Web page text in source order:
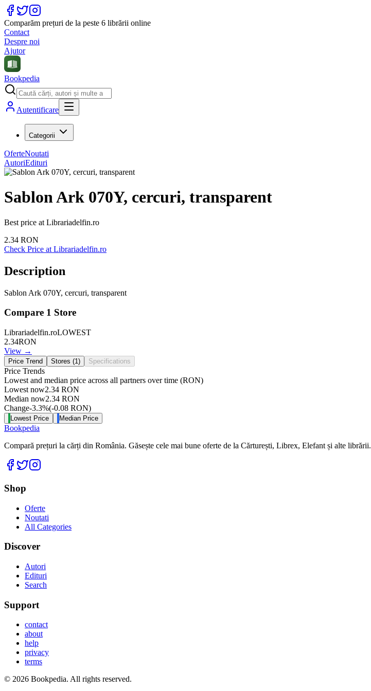
Comparăm prețuri de la peste 6 librării online
Contact
Despre noi
Ajutor
Bookpedia
Autentificare
Categorii
OferteNoutati
AutoriEdituri
Sablon Ark 070Y, cercuri, transparent
Best price at Librariadelfin.ro
2.34 RON
Check Price at Librariadelfin.ro
Description
Sablon Ark 070Y, cercuri, transparent
Compare 1 Store
Librariadelfin.roLOWEST
2.34RON
View →
Price Trend Stores (1) Specifications
Price Trends
Lowest and median price across all partners over time (RON)
Lowest now2.34 RON
Median now2.34 RON
Change-3.3%(-0.08 RON)
Lowest Price Median Price
Bookpedia
Compară prețuri la cărți din România. Găsește cele mai bune oferte de la Cărturești, Librex, Elefant și alte librării.
Facebook
Twitter
Shop
Oferte
Noutati
All Categories
Discover
Autori
Edituri
Search
Support
contact
about
help
privacy
terms
© 2026 Bookpedia. All rights reserved.